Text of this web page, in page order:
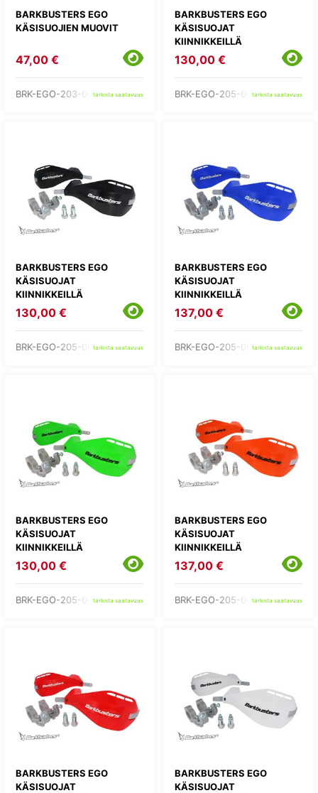
BARKBUSTERS EGO
KÄSISUOJIEN MUOVIT
47,00 €
BRK-EGO-203-00-YHtarkista saatavuus
BARKBUSTERS EGO
KÄSISUOJAT
KIINNIKKEILLÄ
130,00 €
BRK-EGO-205-00-BBtarkista saatavuus
BARKBUSTERS EGO
KÄSISUOJAT
KIINNIKKEILLÄ
130,00 €
BRK-EGO-205-00-BKtarkista saatavuus
BARKBUSTERS EGO
KÄSISUOJAT
KIINNIKKEILLÄ
137,00 €
BRK-EGO-205-00-BUtarkista saatavuus
BARKBUSTERS EGO
KÄSISUOJAT
KIINNIKKEILLÄ
130,00 €
BRK-EGO-205-00-GRtarkista saatavuus
BARKBUSTERS EGO
KÄSISUOJAT
KIINNIKKEILLÄ
137,00 €
BRK-EGO-205-00-ORtarkista saatavuus
BARKBUSTERS EGO
KÄSISUOJAT
BARKBUSTERS EGO
KÄSISUOJAT